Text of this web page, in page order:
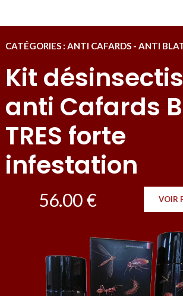
Kit
anti Cafards
TRES forte
infestation
CATÉGORIES : ANTI CAFARDS - ANTI
56.00 € VOIR